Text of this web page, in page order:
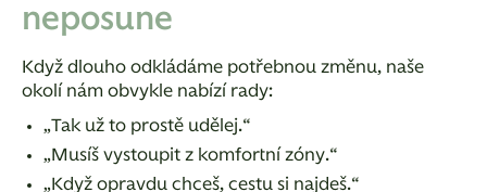
neposune
Když dlouho odkládáme potřebnou změnu, naše
okolí nám obvykle nabízí rady:
„Tak už to prostě udělej.“
„ Musíš vystoupit z komfortní zóny.“
„ Když opravdu chceš, cestu si najdeš.“